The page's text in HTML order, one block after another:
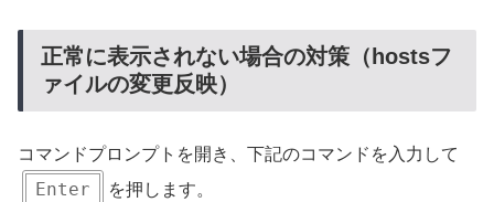
正常に表示されない場合の対策（hostsフ
ァイルの変更反映）
コマンドプロンプトを開き、下記のコマンドを入力して
Enter を押します。